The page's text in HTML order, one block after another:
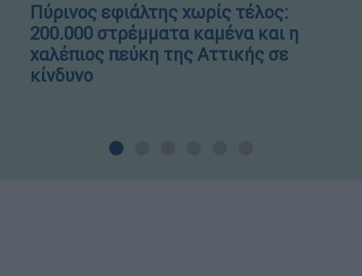
Πύρινος εφιάλτης χωρίς τέλος:
200.000 στρέμματα καμένα και η
χαλέπιος πεύκη της Αττικής σε
κίνδυνο